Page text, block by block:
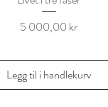
Pris
5 000,00 kr
Legg til i handlekurv